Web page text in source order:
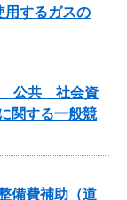
するガスの
公共 社会資
関する一般競
備費補助（道